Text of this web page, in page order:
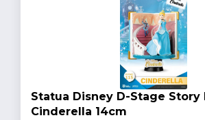
Statua Disney D-Stage Story
Cinderella 14cm